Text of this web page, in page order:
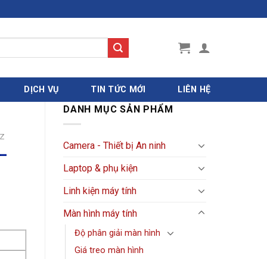
DỊCH VỤ TIN TỨC MỚI LIÊN HỆ
DANH MỤC SẢN PHẨM
Camera - Thiết bị An ninh
Laptop & phụ kiện
Linh kiện máy tính
Màn hình máy tính
Độ phân giải màn hình
Giá treo màn hình